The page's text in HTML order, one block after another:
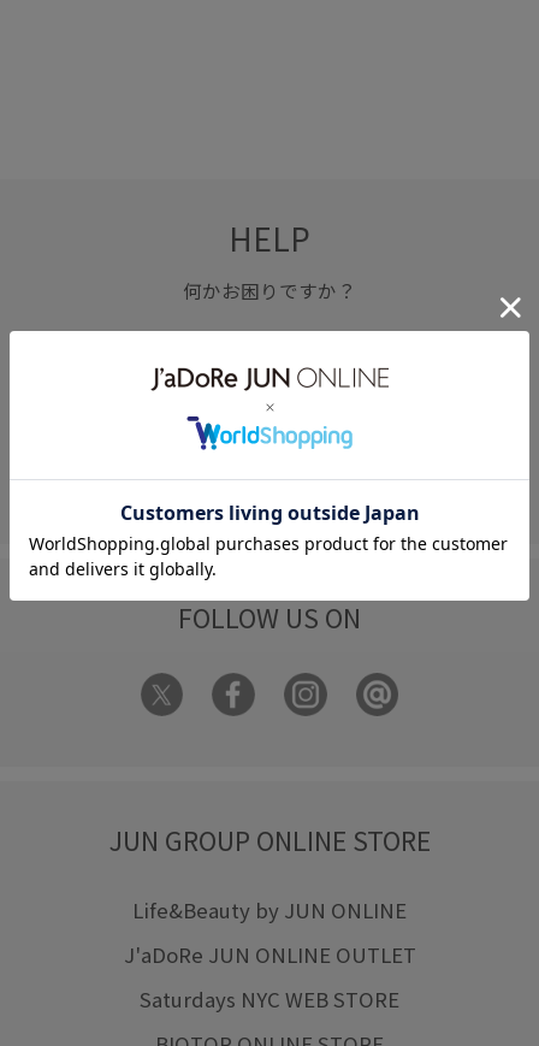
HELP
何かお困りですか？
FAQ
お問い合わせ
フォーム
FOLLOW US ON
JUN GROUP ONLINE STORE
Life&Beauty by JUN ONLINE
J'aDoRe JUN ONLINE OUTLET
Saturdays NYC WEB STORE